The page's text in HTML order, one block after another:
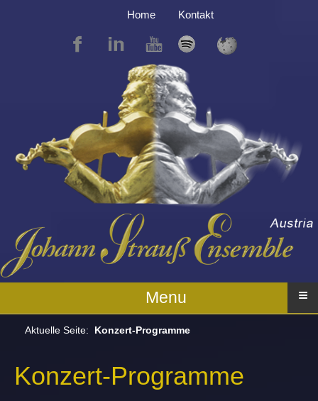
Home Kontakt
Menu ≡
Aktuelle Seite: Konzert-Programme
Konzert-Programme